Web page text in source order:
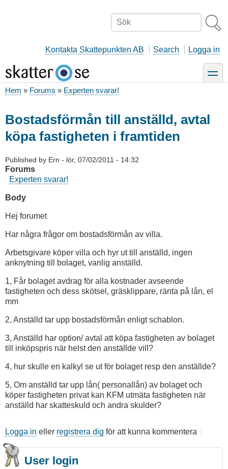
Sök
Kontakta Skattepunkten AB Search Logga in
toggle
Hem Forums Experten svarar!
Bostadsförmån till anställd, avtal
köpa fastigheten i framtiden
Published by Ern - lör, 07/02/2011 - 14:32
Forums
Experten svarar!
Body
Hej forumet
Har några frågor om bostadsförmån av villa.
Arbetsgivare köper villa och hyr ut till anställd, ingen
anknytning till bolaget, vanlig anställd.
1, Får bolaget avdrag för alla kostnader avseende
fastigheten och dess skötsel, gräsklippare, ränta på lån, el
mm
2, Anställd tar upp bostadsförmån enligt schablon.
3, Anställd har option/ avtal att köpa fastigheten av bolaget
till inköpspris när helst den anställde vill?
4, hur skulle en kalkyl se ut för bolaget resp den anställde?
5, Om anställd tar upp lån( personallån) av bolaget och
köper fastigheten privat kan KFM utmäta fastigheten när
anställd har skatteskuld och andra skulder?
Logga in eller registrera dig för att kunna kommentera
User login